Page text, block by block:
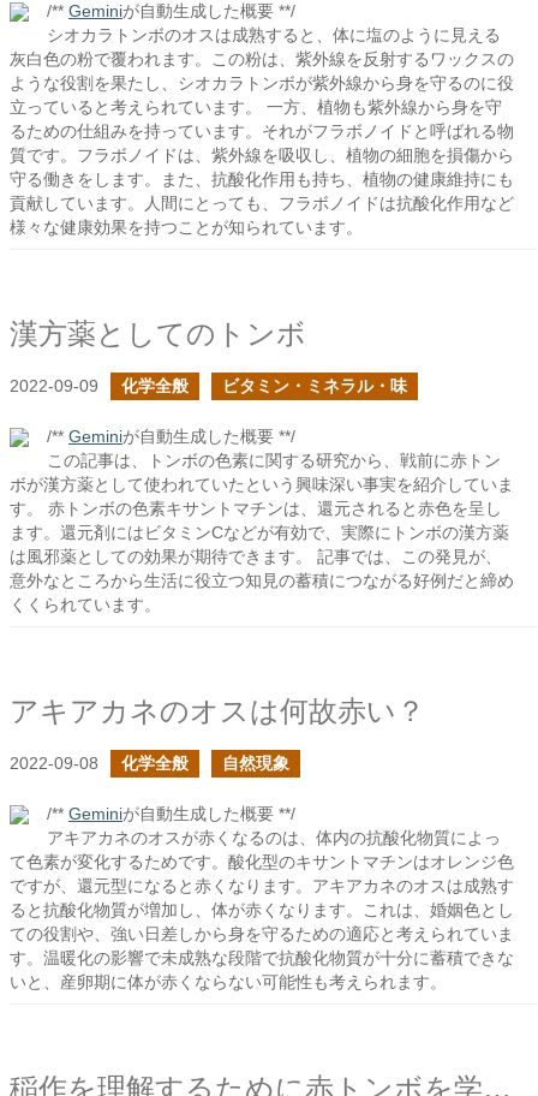
/** Geminiが自動生成した概要 **/
シオカラトンボのオスは成熟すると、体に塩のように見える
灰白色の粉で覆われます。この粉は、紫外線を反射するワックスの
ような役割を果たし、シオカラトンボが紫外線から身を守るのに役
立っていると考えられています。 一方、植物も紫外線から身を守
るための仕組みを持っています。それがフラボノイドと呼ばれる物
質です。フラボノイドは、紫外線を吸収し、植物の細胞を損傷から
守る働きをします。また、抗酸化作用も持ち、植物の健康維持にも
貢献しています。人間にとっても、フラボノイドは抗酸化作用など
様々な健康効果を持つことが知られています。
漢方薬としてのトンボ
2022-09-09 化学全般 ビタミン・ミネラル・味
/** Geminiが自動生成した概要 **/
この記事は、トンボの色素に関する研究から、戦前に赤トン
ボが漢方薬として使われていたという興味深い事実を紹介していま
す。 赤トンボの色素キサントマチンは、還元されると赤色を呈し
ます。還元剤にはビタミンCなどが有効で、実際にトンボの漢方薬
は風邪薬としての効果が期待できます。 記事では、この発見が、
意外なところから生活に役立つ知見の蓄積につながる好例だと締め
くくられています。
アキアカネのオスは何故赤い？
2022-09-08 化学全般 自然現象
/** Geminiが自動生成した概要 **/
アキアカネのオスが赤くなるのは、体内の抗酸化物質によっ
て色素が変化するためです。酸化型のキサントマチンはオレンジ色
ですが、還元型になると赤くなります。アキアカネのオスは成熟す
ると抗酸化物質が増加し、体が赤くなります。これは、婚姻色とし
ての役割や、強い日差しから身を守るための適応と考えられていま
す。温暖化の影響で未成熟な段階で抗酸化物質が十分に蓄積できな
いと、産卵期に体が赤くならない可能性も考えられます。
稲作を理解するために赤トンボを学びたい３